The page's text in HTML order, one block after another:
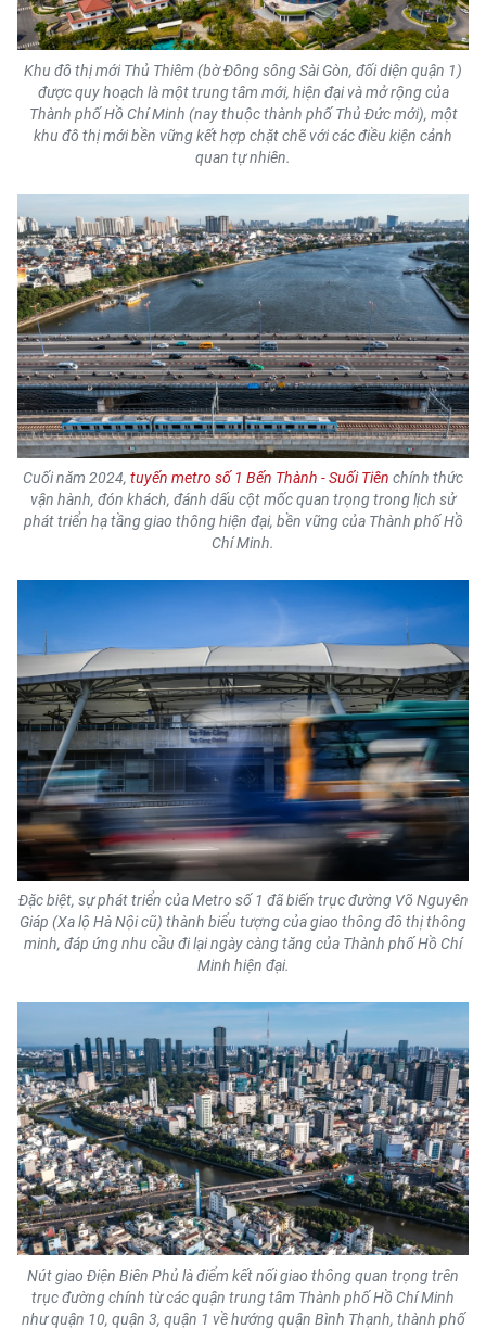
VỀ BÁO NHÂN DÂN
THỜI NAY
NHÂN DÂN CUỐI TUẦN
NHÂN DÂN HẰNG THÁNG
MUA BÁO
ĐỌC BÁO IN
ENGLISH
中文
FRANÇAIS
РУССКИЙ
ESPAÑOL
한국어
Khu đô thị mới Thủ Thiêm (bờ Đông sông Sài Gòn, đối diện quận 1)
được quy hoạch là một trung tâm mới, hiện đại và mở rộng của
Thành phố Hồ Chí Minh (nay thuộc thành phố Thủ Đức mới), một
khu đô thị mới bền vững kết hợp chặt chẽ với các điều kiện cảnh
quan tự nhiên.
Cuối năm 2024, tuyến metro số 1 Bến Thành - Suối Tiên chính thức
vận hành, đón khách, đánh dấu cột mốc quan trọng trong lịch sử
phát triển hạ tầng giao thông hiện đại, bền vững của Thành phố Hồ
Chí Minh.
Đặc biệt, sự phát triển của Metro số 1 đã biến trục đường Võ Nguyên
Giáp (Xa lộ Hà Nội cũ) thành biểu tượng của giao thông đô thị thông
minh, đáp ứng nhu cầu đi lại ngày càng tăng của Thành phố Hồ Chí
Minh hiện đại.
Nút giao Điện Biên Phủ là điểm kết nối giao thông quan trọng trên
trục đường chính từ các quận trung tâm Thành phố Hồ Chí Minh
như quận 10, quận 3, quận 1 về hướng quận Bình Thạnh, thành phố